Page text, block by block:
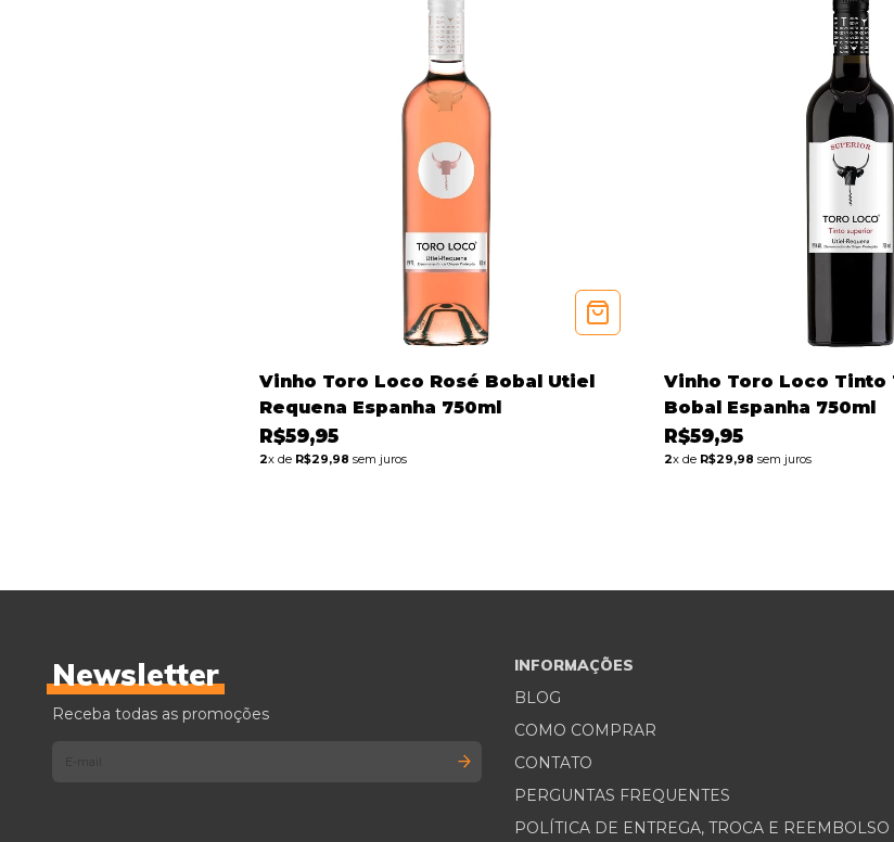
Vinho Toro Loco Rosé Bobal Utiel
Requena Espanha 750ml
R$59,95
2x de R$29,98 sem juros
Vinho Toro Loco Tinto
Bobal Espanha 750ml
R$59,95
2x de R$29,98 sem juros
Newsletter
Receba todas as promoções
INFORMAÇÕES
BLOG
COMO COMPRAR
CONTATO
PERGUNTAS FREQUENTES
POLÍTICA DE ENTREGA, TROCA E REEMBOLSO